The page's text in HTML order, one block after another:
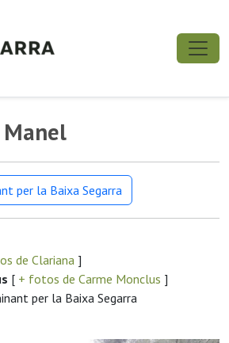
Manel
per la Baixa Segarra
de Clariana ]
[ + fotos de Carme Monclus ]
per la Baixa Segarra